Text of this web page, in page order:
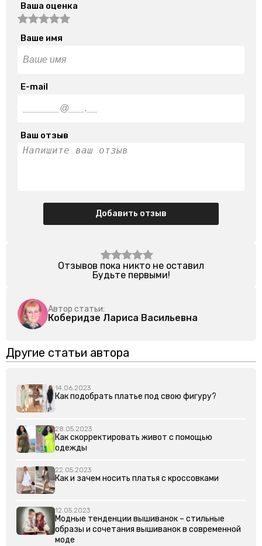
Ваша оценка
Ваше имя
E-mail
Ваш отзыв
Добавить отзыв
Отзывов пока никто не оставил
Будьте первыми!
Автор статьи:
Коберидзе Лариса Васильевна
Другие статьи автора
14.06.2023
Как подобрать платье под свою фигуру?
28.05.2023
Как скорректировать живот с помощью
одежды
22.05.2023
Как и зачем носить платья с кроссовками
12.05.2023
Модные тенденции вышиванок – стильные
образы и сочетания вышиванок в современной
моде